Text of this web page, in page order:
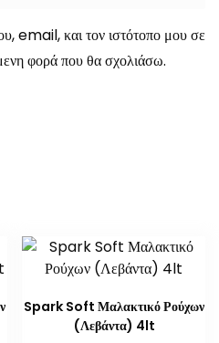
email, και τον ιστότοπο μου σε
φορά που θα σχολιάσω.
Spark Soft Μαλακτικό Ρούχων
(Λεβάντα) 4lt